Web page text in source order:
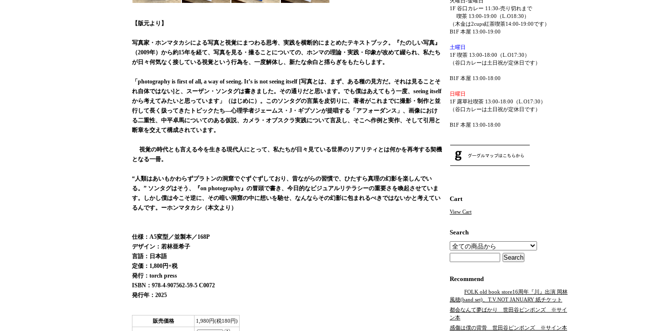
【版元より】
写真家・ホンマタカシによる写真と視覚にまつわる思考、実践を横断的にまとめたテキストブック。『たのしい写真』
（2009年）から約15年を経て、写真を見る・撮ることについての、ホンマの理論・実践・印象が改めて綴られ、私たち
が日々何気なく接している視覚という行為を、一度解体し、新たな余白と揺らぎをもたらします。
「photography is first of all, a way of seeing. It’s is not seeing itself [写真とは、まず、ある種の見方だ。それは見ることそ
れ自体ではない]と、スーザン・ソンタグは書きました。その通りだと思います。でも僕はあえてもう一度、seeing itself
から考えてみたいと思っています」（はじめに）。このソンタグの言葉を皮切りに、著者がこれまでに撮影・制作と並
行して長く扱ってきたトピックたち―心理学者ジェームス・J・ギブソンが提唱する「アフォーダンス」、画像におけ
る二重性、中平卓馬についてのある仮説、カメラ・オブスクラ実践について言及し、そこへ作例と実作、そして引用と
断章を交えて構成されています。
視覚の時代とも言える今を生きる現代人にとって、私たちが日々見ている世界のリアリティとは何かを再考する契機
となる一冊。
“人類はあいもかわらずプラトンの洞窟でぐずぐずしており、昔ながらの習慣で、ひたすら真理の幻影を楽しんでい
る。” ソンタグはそう、『on photography』の冒頭で書き、今日的なビジュアルリテラシーの重要さを喚起させていま
す。しかし僕は今こそ逆に、その暗い洞窟の中に想いを馳せ、なんならその幻影に包まれるべきではないかと考えてい
るんです。ーホンマタカシ（本文より）
仕様：A5変型／並製本／168P
デザイン：若林亜希子
言語：日本語
定価：1,800円+税
発行：torch press
ISBN：978-4-907562-59-5 C0072
発行年：2025
販売価格 1,980円(税180円)
1F 谷口カレー 11:30-売り切れまで
喫茶 13:00-19:00（L.O18:30）
（木金は2cups紅茶喫茶14:00-19:00です）
B1F 本屋 13:00-19:00
土曜日
1F 喫茶 13:00-18:00（L.O17:30）
（谷口カレーは土日祝が定休日です）
B1F 本屋 13:00-18:00
日曜日
1F 露草社喫茶 13:00-18:00（L.O17:30）
（谷口カレーは土日祝が定休日です）
B1F 本屋 13:00-18:00
Cart
View Cart
Search
Recommend
FOLK old book store16周年『川』出演 岡林
風穂(band set)、T.V.NOT JANUARY 紙チケット
都会なんて夢ばかり 世田谷ピンポンズ ※サイ
ン本
感傷は僕の背骨 世田谷ピンポンズ ※サイン本